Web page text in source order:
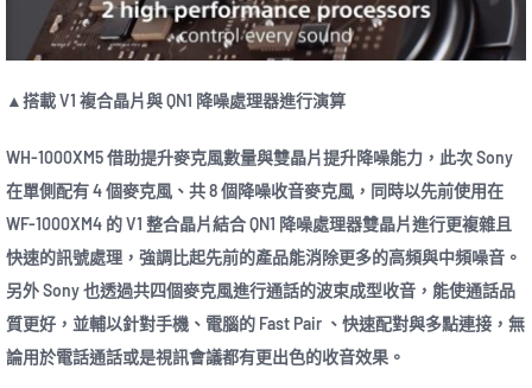
▲搭載 V1 複合晶片與 QN1 降噪處理器進行演算
WH-1000XM5 借助提升麥克風數量與雙晶片提升降噪能力，此次 Sony
在單側配有 4 個麥克風、共 8 個降噪收音麥克風，同時以先前使用在
WF-1000XM4 的 V1 整合晶片結合 QN1 降噪處理器雙晶片進行更複雜且
快速的訊號處理，強調比起先前的產品能消除更多的高頻與中頻噪音。
另外 Sony 也透過共四個麥克風進行通話的波束成型收音，能使通話品
質更好，並輔以針對手機、電腦的 Fast Pair 、快速配對與多點連接，無
論用於電話通話或是視訊會議都有更出色的收音效果。